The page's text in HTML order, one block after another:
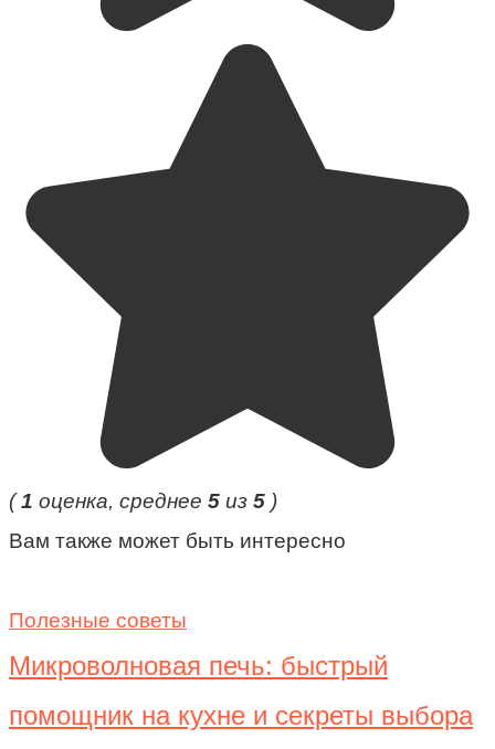
(1 оценка, среднее 5 из 5 )
Вам также может быть интересно
Полезные советы
Микроволновая печь: быстрый
помощник на кухне и секреты выбора